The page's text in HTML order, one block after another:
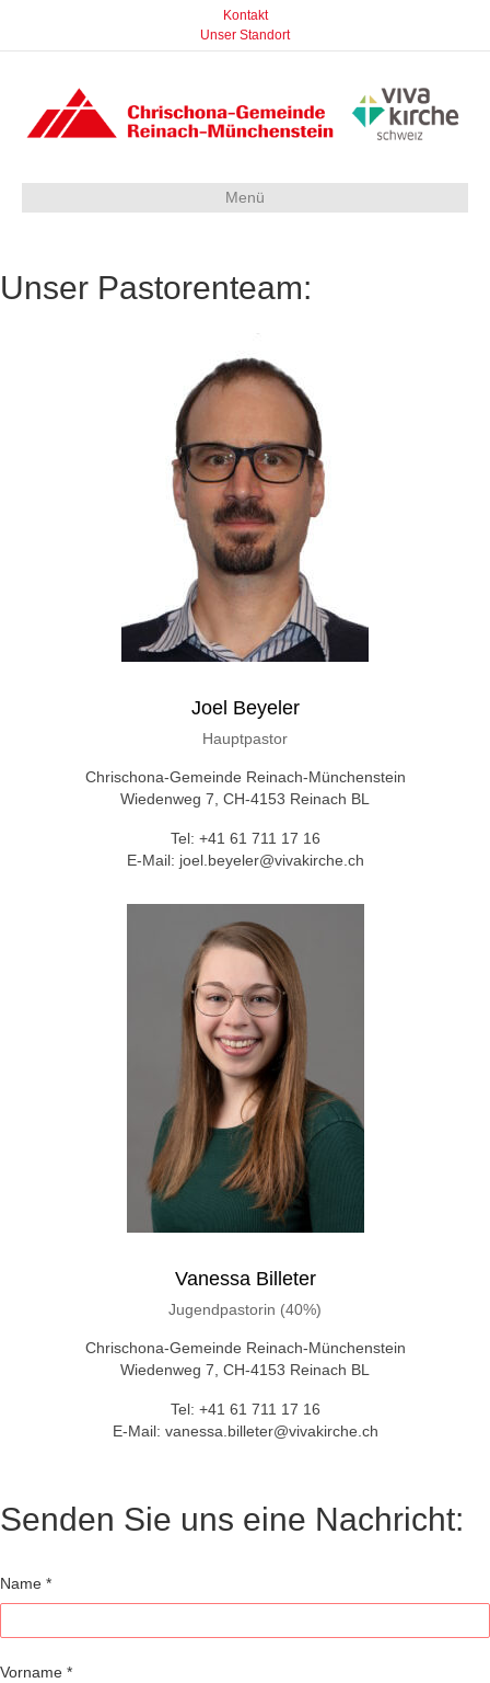
Kontakt
Unser Standort
Menü
Unser Pastorenteam:
Joel Beyeler
Hauptpastor
Chrischona-Gemeinde Reinach-Münchenstein
Wiedenweg 7, CH-4153 Reinach BL
Tel: +41 61 711 17 16
E-Mail: joel.beyeler@vivakirche.ch
Vanessa Billeter
Jugendpastorin (40%)
Chrischona-Gemeinde Reinach-Münchenstein
Wiedenweg 7, CH-4153 Reinach BL
Tel: +41 61 711 17 16
E-Mail: vanessa.billeter@vivakirche.ch
Senden Sie uns eine Nachricht:
Kontaktformular
Name *
Vorname *
Falls Du
dieses
Feld leer.